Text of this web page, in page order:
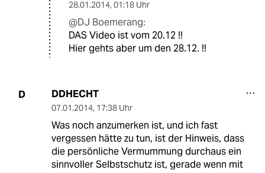
28.01.2014, 01:18 Uhr
@DJ Boemerang:
DAS Video ist vom 20.12 !!
Hier gehts aber um den 28.12. !!
D DDHECHT
07.01.2014, 17:38 Uhr
Was noch anzumerken ist, und ich fast
vergessen hätte zu tun, ist der Hinweis, dass
die persönliche Vermummung durchaus ein
sinnvoller Selbstschutz ist, gerade wenn mit